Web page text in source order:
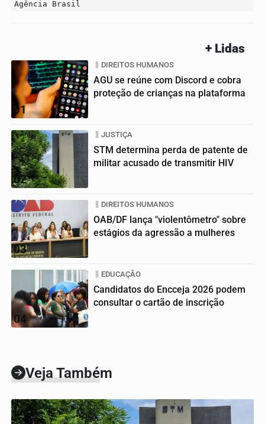
Agência Brasil
+ Lidas
01
DIREITOS HUMANOS
AGU se reúne com Discord e cobra
proteção de crianças na plataforma
02
JUSTIÇA
STM determina perda de patente de
militar acusado de transmitir HIV
03
DIREITOS HUMANOS
OAB/DF lança "violentômetro" sobre
estágios da agressão a mulheres
04
EDUCAÇÃO
Candidatos do Encceja 2026 podem
consultar o cartão de inscrição
Veja Também